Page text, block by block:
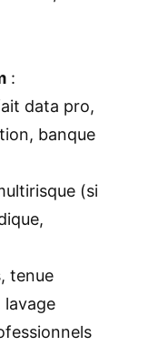
:
data pro,
banque
(si
tenue